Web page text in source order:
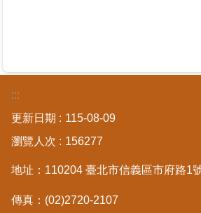
:::
更新日期
115-08-09
瀏覽人次
156277
地址：110204 臺北市信義區市府路1
傳真：(02)2720-2107